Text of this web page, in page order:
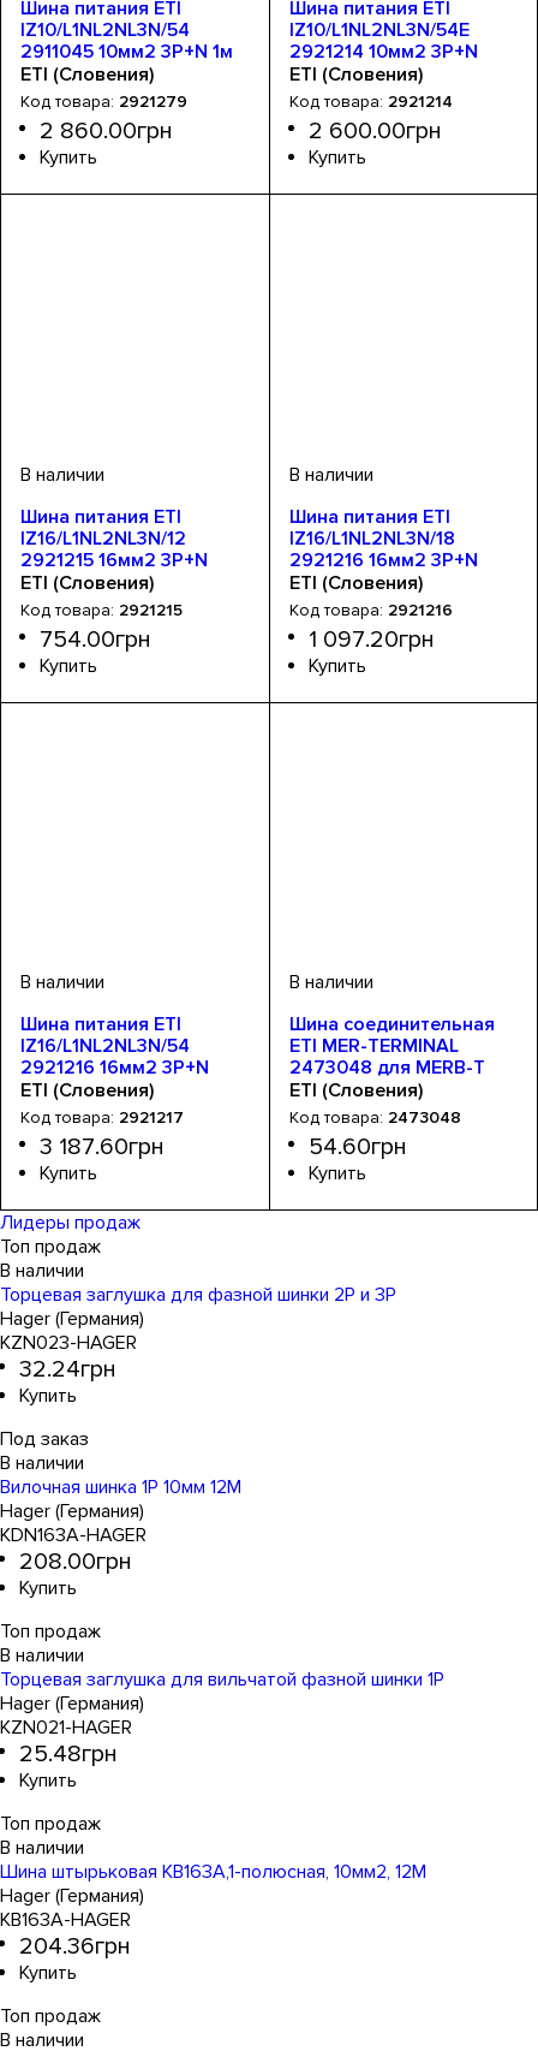
Шина питания ETI
IZ10/L1NL2NL3N/54
2911045 10мм2 3P+N 1м
Fork 54mod
ETI (Словения)
2921279
2 860.00грн
Устройство: шина
Тип шин: вилочные
Серия: IZ
Шина питания ETI
IZ10/L1NL2NL3N/54E
2921214 10мм2 3P+N
1.00м Fork 54mod
ETI (Словения)
2921214
2 600.00грн
Устройство: шина
Тип шин: вилочные
Номинальный ток, А: 63
Серия: IZ
Шина питания ETI
IZ16/L1NL2NL3N/12
2921215 16мм2 3P+N
0.22м Fork 12mod
ETI (Словения)
2921215
754.00грн
Устройство: шина
Номинальный ток, А: 100
Серия: IZ
Шина питания ETI
IZ16/L1NL2NL3N/18
2921216 16мм2 3P+N
0.32м Fork 18mod
ETI (Словения)
2921216
1 097.20грн
Устройство: шина
Тип шин: вилочные
Номинальный ток, А: 100
Серия: IZ
Шина питания ETI
IZ16/L1NL2NL3N/54
2921216 16мм2 3P+N
1.00м Fork 54mod
ETI (Словения)
2921217
3 187.60грн
Устройство: шина
Тип шин: вилочные
Номинальный ток, А: 100
Серия: IZ
Шина соединительная
ETI MER-TERMINAL
2473048 для MERB-T
MERB-M 8 выходов
ETI (Словения)
2473048
54.60грн
Устройство: шина
Лидеры продаж
Топ продаж
Торцевая заглушка для фазной шинки 2P и 3P
Hager (Германия)
KZN023-HAGER
32.24грн
Под заказ
Вилочная шинка 1P 10мм 12M
Hager (Германия)
KDN163A-HAGER
208.00грн
Топ продаж
Торцевая заглушка для вильчатой фазной шинки 1P
Hager (Германия)
KZN021-HAGER
25.48грн
Топ продаж
Шина штырьковая KB163A,1-полюсная, 10мм2, 12M
Hager (Германия)
KB163A-HAGER
204.36грн
Топ продаж